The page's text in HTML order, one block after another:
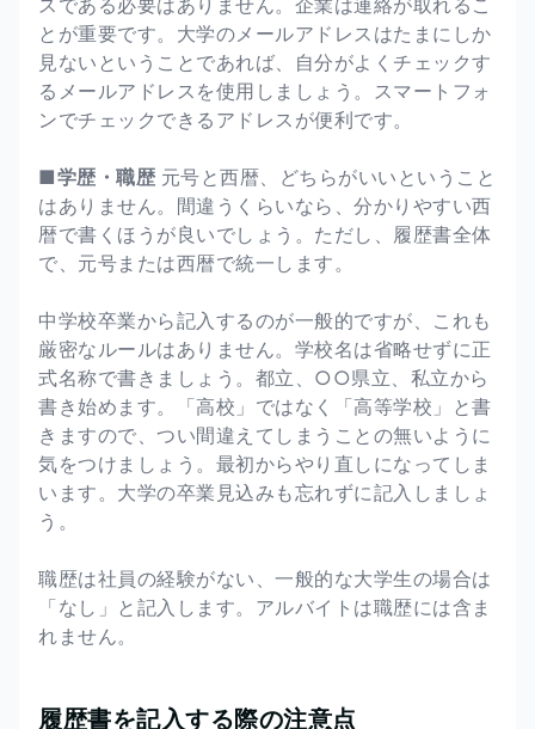
とが重要です。大学のメールアドレスはたまにしか
見ないということであれば、自分がよくチェックす
るメールアドレスを使用しましょう。スマートフォ
ンでチェックできるアドレスが便利です。
■学歴・職歴 元号と西暦、どちらがいいということ
はありません。間違うくらいなら、分かりやすい西
暦で書くほうが良いでしょう。ただし、履歴書全体
で、元号または西暦で統一します。
中学校卒業から記入するのが一般的ですが、これも
厳密なルールはありません。学校名は省略せずに正
式名称で書きましょう。都立、○○県立、私立から
書き始めます。「高校」ではなく「高等学校」と書
きますので、つい間違えてしまうことの無いように
気をつけましょう。最初からやり直しになってしま
います。大学の卒業見込みも忘れずに記入しましょ
う。
職歴は社員の経験がない、一般的な大学生の場合は
「なし」と記入します。アルバイトは職歴には含ま
れません。
履歴書を記入する際の注意点